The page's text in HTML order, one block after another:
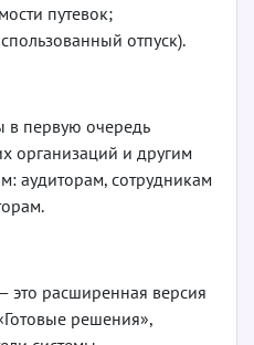
путевок;
отпуск).
в первую очередь
организаций и другим
аудиторам, сотрудникам
это расширенная версия
решения»,